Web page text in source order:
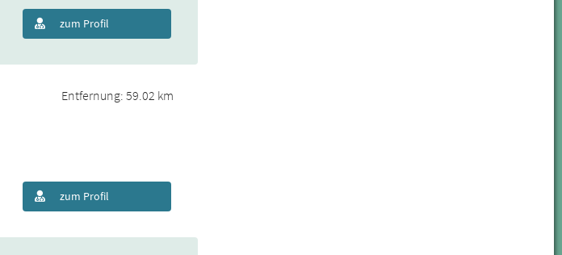
zum Profil
Entfernung: 59.02 km
zum Profil